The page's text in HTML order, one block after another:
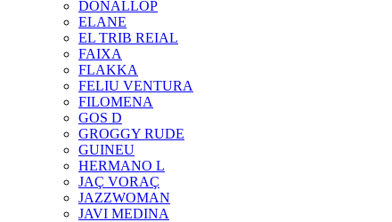
DONALLOP
ELANE
EL TRIB REIAL
FAIXA
FLAKKA
FELIU VENTURA
FILOMENA
GOS D
GROGGY RUDE
GUINEU
HERMANO L
JAÇ VORAÇ
JAZZWOMAN
JAVI MEDINA